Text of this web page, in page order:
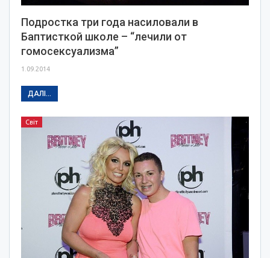
Подростка три года насиловали в
Баптисткой школе – “лечили от
гомосексуализма”
1.09.2014
ДАЛІ...
Світ